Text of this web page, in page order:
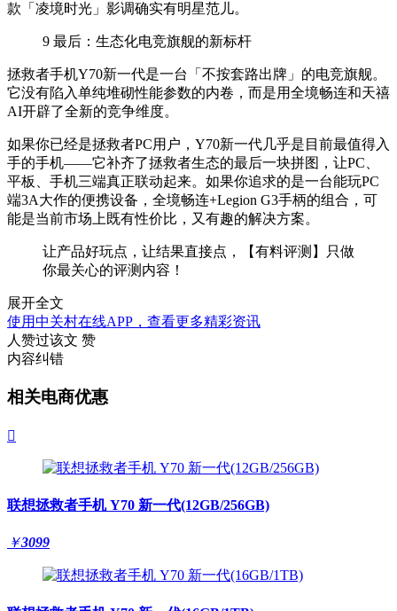
款「凌境时光」影调确实有明星范儿。
9 最后：生态化电竞旗舰的新标杆
拯救者手机Y70新一代是一台「不按套路出牌」的电竞旗舰。
它没有陷入单纯堆砌性能参数的内卷，而是用全境畅连和天禧
AI开辟了全新的竞争维度。
如果你已经是拯救者PC用户，Y70新一代几乎是目前最值得入
手的手机——它补齐了拯救者生态的最后一块拼图，让PC、
平板、手机三端真正联动起来。如果你追求的是一台能玩PC
端3A大作的便携设备，全境畅连+Legion G3手柄的组合，可
能是当前市场上 既有性价比 ，又有趣的解决方案。
让产品好玩点，让结果直接点，【有料评测】只做
你最关心的评测内容！
展开全文
使用中关村在线APP，查看更多精彩资讯
人赞过该文 赞
内容纠错
相关电商优惠

联想拯救者手机 Y70 新一代(12GB/256GB)
￥3099